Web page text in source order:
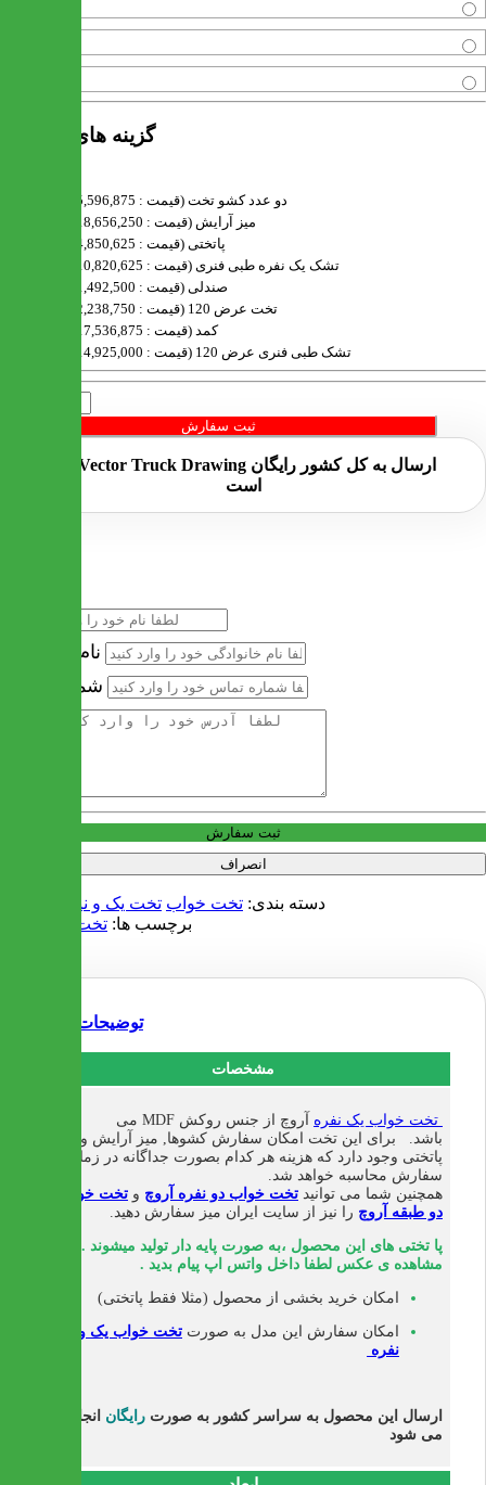
گزینه های محصول
دو عدد کشو تخت (قیمت : 5,596,875 تومان)
میز آرایش (قیمت : 18,656,250 تومان)
پاتختی (قیمت : 4,850,625 تومان)
تشک یک نفره طبی فنری (قیمت : 10,820,625 تومان)
صندلی (قیمت : 1,492,500 تومان)
تخت عرض 120 (قیمت : 2,238,750 تومان)
کمد (قیمت : 17,536,875 تومان)
تشک طبی فنری عرض 120 (قیمت : 14,925,000 تومان)
ثبت سفارش
ارسال به کل کشور رایگان
است
نام خانوادگی
شماره تماس
ثبت سفارش
انصراف
دسته بندی: تخت خواب تخت یک و نیم نفره 120
برچسب ها: تخت خواب 120
توضیحات
مشخصات
تخت خواب یک نفره
آروچ از جنس روکش MDF می
باشد. برای این تخت امکان سفارش کشوها, میز آرایش و
پاتختی وجود دارد که هزینه هر کدام بصورت جداگانه در زمان
سفارش محاسبه خواهد شد.
همچنین شما می توانید تخت خواب دو نفره آروچ و تخت خواب
دو طبقه آروچ را نیز از سایت ایران میز سفارش دهید.
پا تختی های این محصول ،به صورت پایه دار تولید میشوند . برای
مشاهده ی عکس لطفا داخل واتس اپ پیام بدید .
امکان خرید بخشی از محصول (مثلا فقط پاتختی)
امکان سفارش این مدل به صورت تخت خواب یک ونیم
نفره
ارسال این محصول به سراسر کشور به صورت رایگان انجام
می شود